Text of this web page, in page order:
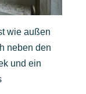
wie außen
neben den
und ein